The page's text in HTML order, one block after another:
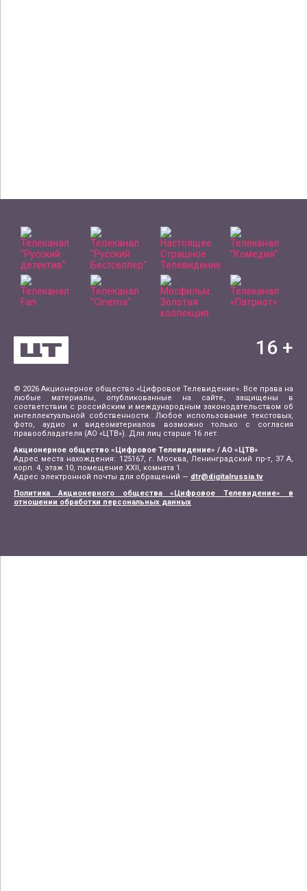
© 2026 Акционерное общество «Цифровое Телевидение». Все права на
любые материалы, опубликованные на сайте, защищены в
соответствии с российским и международным законодательством об
интеллектуальной собственности. Любое использование текстовых,
фото, аудио и видеоматериалов возможно только с согласия
правообладателя (АО «ЦТВ»). Для лиц старше 16 лет.
Акционерное общество «Цифровое Телевидение» / АО «ЦТВ»
Адрес места нахождения: 125167, г. Москва, Ленинградский пр-т, 37 А,
корп. 4, этаж 10, помещение XXII, комната 1.
Адрес электронной почты для обращений — dtr@digitalrussia.tv
Политика Акционерного общества «Цифровое Телевидение» в
отношении обработки персональных данных
16 +